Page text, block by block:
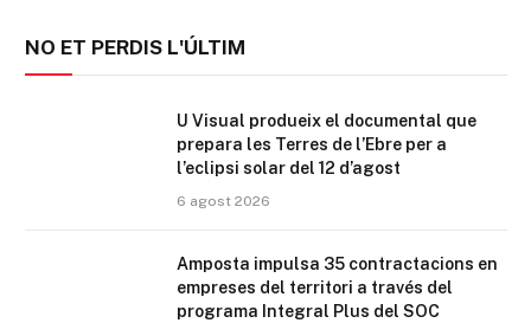
NO ET PERDIS L'ÚLTIM
U Visual produeix el documental que
prepara les Terres de l’Ebre per a
l’eclipsi solar del 12 d’agost
6 agost 2026
Amposta impulsa 35 contractacions en
empreses del territori a través del
programa Integral Plus del SOC